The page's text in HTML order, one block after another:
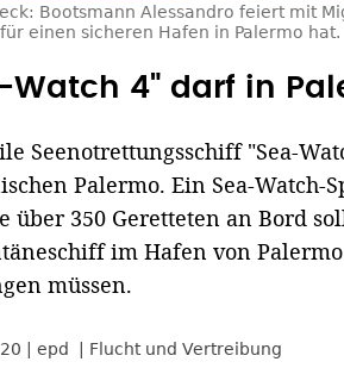
Bootsmann Alessandro feiert mit
einen sicheren Hafen in Palermo hat.
Watch 4" darf in
Seenotrettungsschiff "Sea-
Palermo. Ein Sea-Watch-
über 350 Geretteten an Bord
im Hafen von
müssen.
epd Flucht und Vertreibung